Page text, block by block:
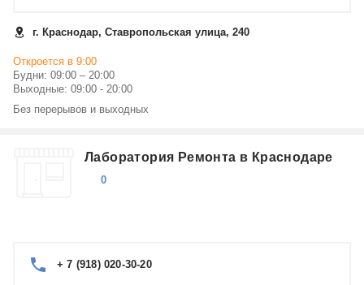
г. Краснодар, Ставропольская улица, 240
Откроется в 9:00
Будни: 09:00 – 20:00
Выходные: 09:00 - 20:00
Без перерывов и выходных
Лаборатория Ремонта в Краснодаре
0
+ 7 (918) 020-30-20